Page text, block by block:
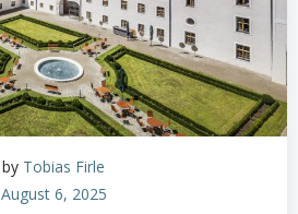
by Tobias Firle
August 6, 2025